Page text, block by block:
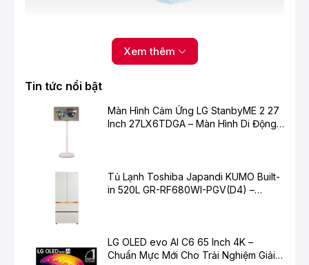
Xem thêm
Tin tức nổi bật
Màn Hình Cảm Ứng LG StanbyME 2 27
Inch 27LX6TDGA – Màn Hình Di Động
Tủ Lạnh Toshiba Japandi KUMO Built-
in 520L GR-RF680WI-PGV(D4) –
LG OLED evo AI C6 65 Inch 4K –
Chuẩn Mực Mới Cho Trải Nghiệm Giải